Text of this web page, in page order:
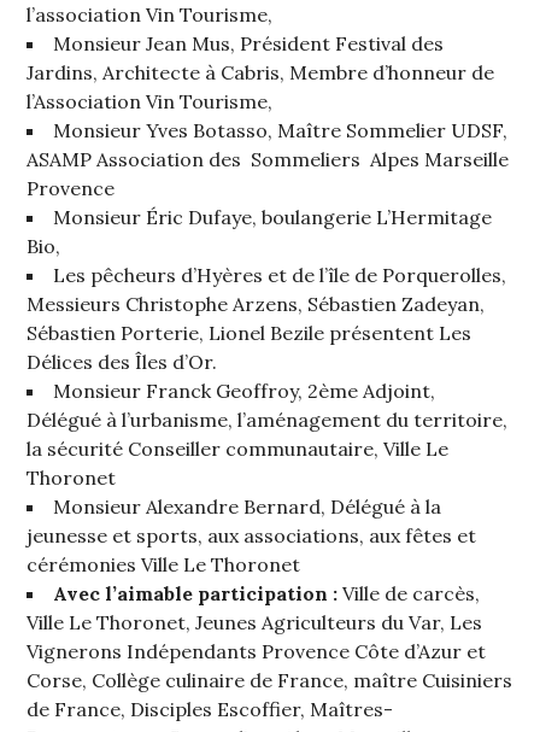
l’association Vin Tourisme,
Monsieur Jean Mus, Président Festival des
Jardins, Architecte à Cabris, Membre d’honneur de
l’Association Vin Tourisme,
Monsieur Yves Botasso, Maître Sommelier UDSF,
ASAMP Association des Sommeliers Alpes Marseille
Provence
Monsieur Éric Dufaye, boulangerie L’Hermitage
Bio,
Les pêcheurs d’Hyères et de l’île de Porquerolles,
Messieurs Christophe Arzens, Sébastien Zadeyan,
Sébastien Porterie, Lionel Bezile présentent Les
Délices des Îles d’Or.
Monsieur Franck Geoffroy, 2ème Adjoint,
Délégué à l’urbanisme, l’aménagement du territoire,
la sécurité Conseiller communautaire, Ville Le
Thoronet
Monsieur Alexandre Bernard, Délégué à la
jeunesse et sports, aux associations, aux fêtes et
cérémonies Ville Le Thoronet
Avec l’aimable participation :Ville de carcès,
Ville Le Thoronet, Jeunes Agriculteurs du Var, Les
Vignerons Indépendants Provence Côte d’Azur et
Corse, Collège culinaire de France, maître Cuisiniers
de France, Disciples Escoffier, Maîtres-